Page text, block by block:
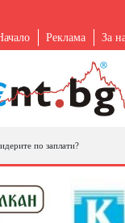
Реклама За
по заплати?